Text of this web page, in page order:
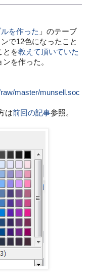
を作った 」のテーブ
で12色になったこと
とを教えて頂いていた
を作った。
master/munsell.soc
は前回の記事参照。